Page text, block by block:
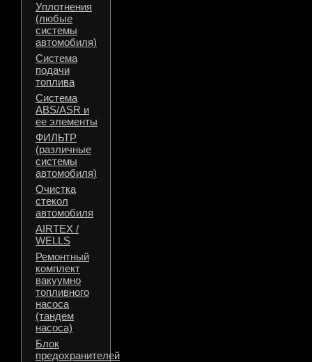
Уплотнения
(любые
системы
автомобиля)
Система
подачи
топлива
Система
ABS/ASR и
ее элементы
ФИЛЬТР
(различные
системы
автомобиля)
Очистка
стекол
автомобиля
AIRTEX /
WELLS
Ремонтный
комплект
вакуумно
топливного
насоса
(тандем
насоса)
Блок
предохранителей